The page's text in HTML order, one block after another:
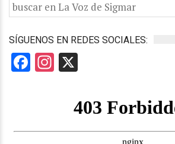
SÍGUENOS EN REDES SOCIALES:
Facebook
Instagram